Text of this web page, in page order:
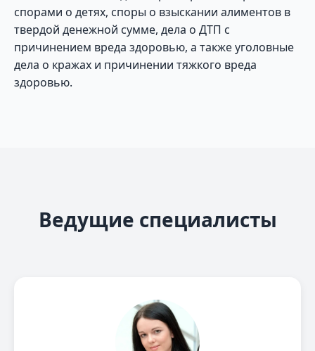
спорами о детях, споры о взыскании алиментов в
твердой денежной сумме, дела о ДТП с
причинением вреда здоровью, а также уголовные
дела о кражах и причинении тяжкого вреда
здоровью.
Ведущие специалисты